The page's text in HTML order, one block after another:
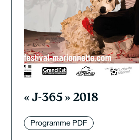
« J-365 » 2018
Programme PDF